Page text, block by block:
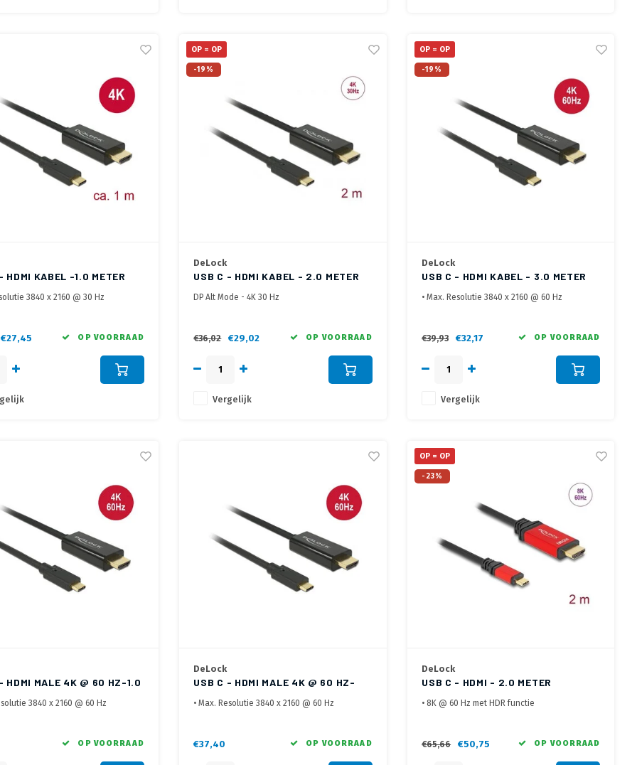
HDMI KABEL -1.0 METER
3840 x 2160 @ 30 Hz
van Actieve Chipset voor optimale
€27,45 OP VOORRAAD
OP = OP
-19%
DeLock
USB C - HDMI KABEL - 2.0 METER
DP Alt Mode - 4K 30 Hz
€36,02 €29,02 OP VOORRAAD
Vergelijk
OP = OP
-19%
DeLock
USB C - HDMI KABEL - 3.0 METER
• Max. Resolutie 3840 x 2160 @ 60 Hz
€39,93
€32,17 OP VOORRAAD
Vergelijk
HDMI MALE 4K @ 60 HZ-1.0
3840 x 2160 @ 60 Hz
overbrengen van Audio en Video
OP VOORRAAD
DeLock
USB C - HDMI MALE 4K @ 60 HZ-
2.0 METER
• Max. Resolutie 3840 x 2160 @ 60 Hz
€37,40 OP VOORRAAD
OP = OP
-23%
DeLock
USB C - HDMI - 2.0 METER
• 8K @ 60 Hz met HDR functie
• USB-C™ or Thunderbolt™ 3
€65,66 €50,75 OP VOORRAAD